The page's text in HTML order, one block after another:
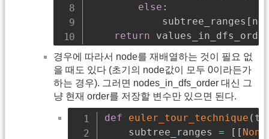
else :
            subtree_ranges
[
return
경우에 따라서 node를 재배열하는 것이 필요 없
을 때도 있다 (초기의 node값이 모두 0이라든가
하는 경우). 그러면 nodes_in_dfs_order 대신 그
냥 현재 order를 저장할 변수만 있으면 된다.
def euler_tour_technique (
    subtree_ranges
= [ [ None